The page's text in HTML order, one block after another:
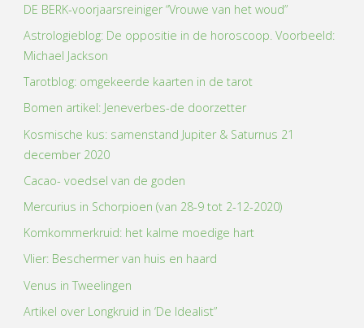
DE BERK-voorjaarsreiniger “Vrouwe van het woud”
Astrologieblog: De oppositie in de horoscoop. Voorbeeld:
Michael Jackson
Tarotblog: omgekeerde kaarten in de tarot
Bomen artikel: Jeneverbes-de doorzetter
Kosmische kus: samenstand Jupiter & Saturnus 21
december 2020
Cacao- voedsel van de goden
Mercurius in Schorpioen (van 28-9 tot 2-12-2020)
Komkommerkruid: het kalme moedige hart
Vlier: Beschermer van huis en haard
Venus in Tweelingen
Artikel over Longkruid in ‘De Idealist”